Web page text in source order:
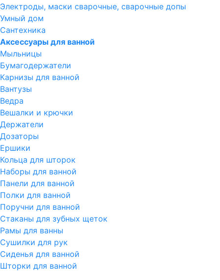
Электроды, маски сварочные, сварочные допы
Умный дом
Сантехника
Аксессуары для ванной
Мыльницы
Бумагодержатели
Карнизы для ванной
Вантузы
Ведра
Вешалки и крючки
Держатели
Дозаторы
Ершики
Кольца для шторок
Наборы для ванной
Панели для ванной
Полки для ванной
Поручни для ванной
Стаканы для зубных щеток
Рамы для ванны
Сушилки для рук
Сиденья для ванной
Шторки для ванной